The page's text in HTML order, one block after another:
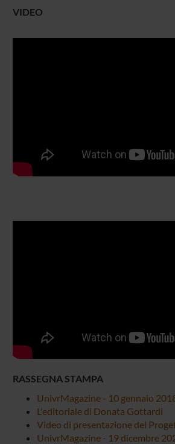
VIDEO
RASSEGNA STAMPA
UnivrMagazine - 10 gennaio
L'editoriale di Donata Gottardi
Video di presentazione del
UnivrMagazine - 19 dicembre